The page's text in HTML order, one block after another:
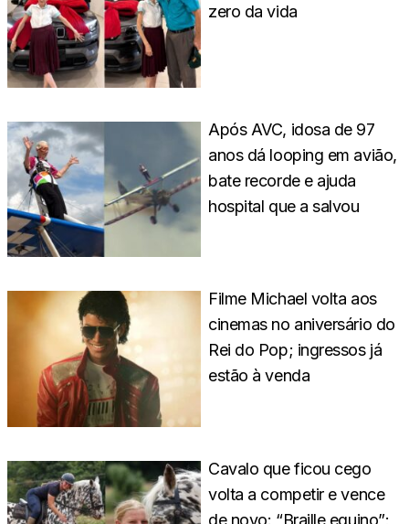
zero da vida
Após AVC, idosa de 97
anos dá looping em avião,
bate recorde e ajuda
hospital que a salvou
Filme Michael volta aos
cinemas no aniversário do
Rei do Pop; ingressos já
estão à venda
Cavalo que ficou cego
volta a competir e vence
de novo: “Braille equino”;